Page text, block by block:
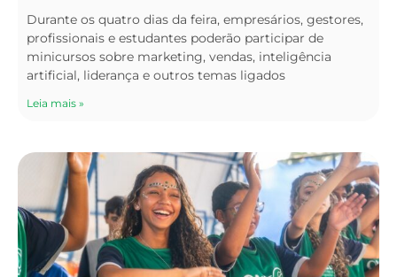
Durante os quatro dias da feira, empresários, gestores,
profissionais e estudantes poderão participar de
minicursos sobre marketing, vendas, inteligência
artificial, liderança e outros temas ligados
Leia mais »